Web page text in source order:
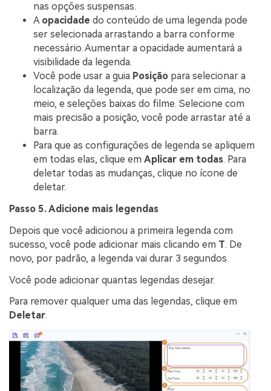
nas opções suspensas.
A opacidade do conteúdo de uma legenda pode
ser selecionada arrastando a barra conforme
necessário. Aumentar a opacidade aumentará a
visibilidade da legenda.
Você pode usar a guia Posição para selecionar a
localização da legenda, que pode ser em cima, no
meio, e seleções baixas do filme. Selecione com
mais precisão a posição, você pode arrastar até a
barra.
Para que as configurações de legenda se apliquem
em todas elas, clique em Aplicar em todas. Para
deletar todas as mudanças, clique no ícone de
deletar.
Passo 5. Adicione mais legendas
Depois que você adicionou a primeira legenda com
sucesso, você pode adicionar mais clicando em T. De
novo, por padrão, a legenda vai durar 3 segundos.
Você pode adicionar quantas legendas desejar.
Para remover qualquer uma das legendas, clique em
Deletar.